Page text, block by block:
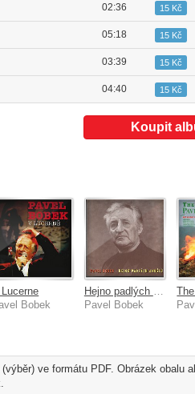
02:36 15 Kč
05:18 15 Kč
03:39 15 Kč
04:40 15 Kč
Koupit
Bobek
Pavel Bobek
ve formátu PDF. Obrázek obalu